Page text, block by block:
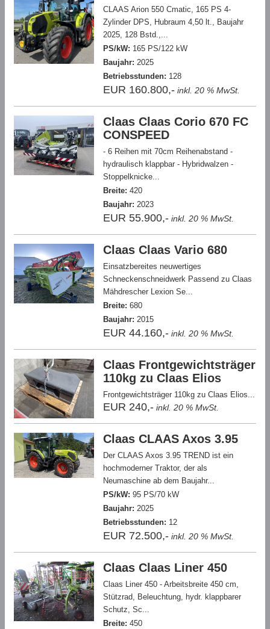
CLAAS Arion 550 Cmatic, 165 PS 4-
Zylinder DPS, Hubraum 4,50 lt., Baujahr
2025, 128 Bstd.,...
PS/kW: 165 PS/122 kW
Baujahr: 2025
Betriebsstunden: 128
EUR 160.800,- inkl. 20 % MwSt.
Claas Claas Corio 670 FC
CONSPEED
- 6 Reihen mit 70cm Reihenabstand -
hydraulisch klappbar - Hybridwalzen -
Stoppelknicke...
Breite: 420
Baujahr: 2023
EUR 55.900,- inkl. 20 % MwSt.
Claas Claas Vario 680
Einsatzbereites neuwertiges
Schneckenschneidwerk Passend zu Claas
Mähdrescher Lexion Se...
Breite: 680
Baujahr: 2015
EUR 44.160,- inkl. 20 % MwSt.
Claas Frontgewichtsträger
110kg zu Claas Elios
Frontgewichtsträger 110kg zu Claas Elios...
EUR 240,- inkl. 20 % MwSt.
Claas CLAAS Axos 3.95
Der CLAAS Axos 3.95 TREND ist ein
hochmoderner Traktor, der als
Neumaschine ab dem Baujahr...
PS/kW: 95 PS/70 kW
Baujahr: 2025
Betriebsstunden: 12
EUR 72.500,- inkl. 20 % MwSt.
Claas Claas Liner 450
Claas Liner 450 - Arbeitsbreite 450 cm,
Stützrad, Beleuchtung, hydr. klappbarer
Schutz, Sc...
Breite: 450